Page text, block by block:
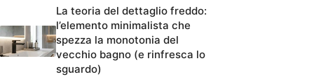
La teoria del dettaglio freddo:
l’elemento minimalista che
spezza la monotonia del
vecchio bagno (e rinfresca lo
sguardo)